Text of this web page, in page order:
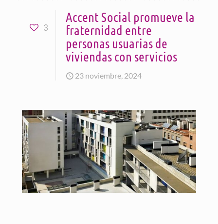
3
Accent Social promueve la
fraternidad entre
personas usuarias de
viviendas con servicios
23 noviembre, 2024